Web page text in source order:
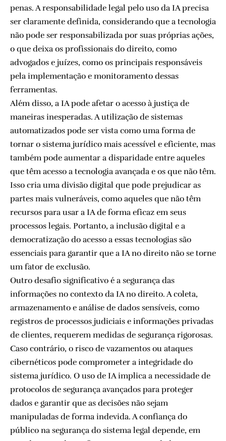
penas. A responsabilidade legal pelo uso da IA precisa
ser claramente definida, considerando que a tecnologia
não pode ser responsabilizada por suas próprias ações,
o que deixa os profissionais do direito, como
advogados e juízes, como os principais responsáveis
pela implementação e monitoramento dessas
ferramentas.
Além disso, a IA pode afetar o acesso à justiça de
maneiras inesperadas. A utilização de sistemas
automatizados pode ser vista como uma forma de
tornar o sistema jurídico mais acessível e eficiente, mas
também pode aumentar a disparidade entre aqueles
que têm acesso a tecnologia avançada e os que não têm.
Isso cria uma divisão digital que pode prejudicar as
partes mais vulneráveis, como aqueles que não têm
recursos para usar a IA de forma eficaz em seus
processos legais. Portanto, a inclusão digital e a
democratização do acesso a essas tecnologias são
essenciais para garantir que a IA no direito não se torne
um fator de exclusão.
Outro desafio significativo é a segurança das
informações no contexto da IA no direito. A coleta,
armazenamento e análise de dados sensíveis, como
registros de processos judiciais e informações privadas
de clientes, requerem medidas de segurança rigorosas.
Caso contrário, o risco de vazamentos ou ataques
cibernéticos pode comprometer a integridade do
sistema jurídico. O uso de IA implica a necessidade de
protocolos de segurança avançados para proteger
dados e garantir que as decisões não sejam
manipuladas de forma indevida. A confiança do
público na segurança do sistema legal depende, em